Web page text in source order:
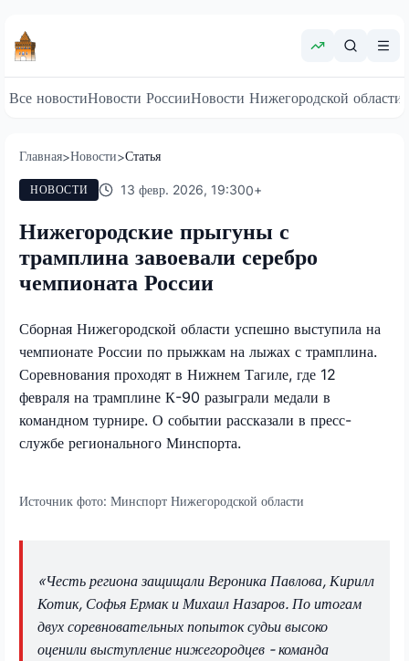
Все новостиНовости РоссииНовости Нижегородской области
Главная>Новости>Статья
НОВОСТИ 13 февр. 2026, 19:300+
Нижегородские прыгуны с
трамплина завоевали серебро
чемпионата России
Сборная Нижегородской области успешно выступила на
чемпионате России по прыжкам на лыжах с трамплина.
Соревнования проходят в Нижнем Тагиле, где 12
февраля на трамплине К-90 разыграли медали в
командном турнире. О событии рассказали в пресс-
службе регионального Минспорта.
Источник фото: Минспорт Нижегородской области
«Честь региона защищали Вероника Павлова, Кирилл
Котик, Софья Ермак и Михаил Назаров. По итогам
двух соревновательных попыток судьи высоко
оценили выступление нижегородцев - команда